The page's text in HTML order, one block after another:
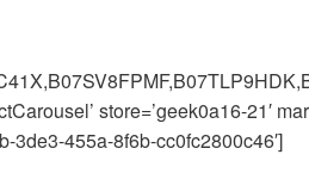
store=’geek0a16-21′
3de3-455a-8f6b-cc0fc2800c46′]